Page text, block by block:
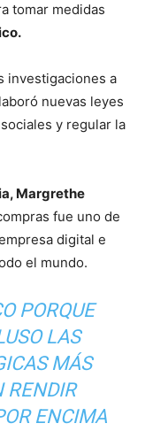
tomar medidas
investigaciones a
nuevas leyes
y regular la
Margrethe
fue uno de
digital e
el mundo.
PORQUE
LAS
MÁS
RENDIR
ENCIMA